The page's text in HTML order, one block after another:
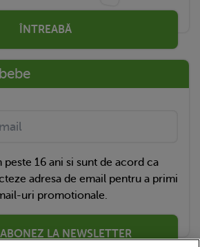
ÎNTREABĂ
16 ani si sunt de acord ca
adresa de email pentru a primi
uri promotionale.
LA NEWSLETTER